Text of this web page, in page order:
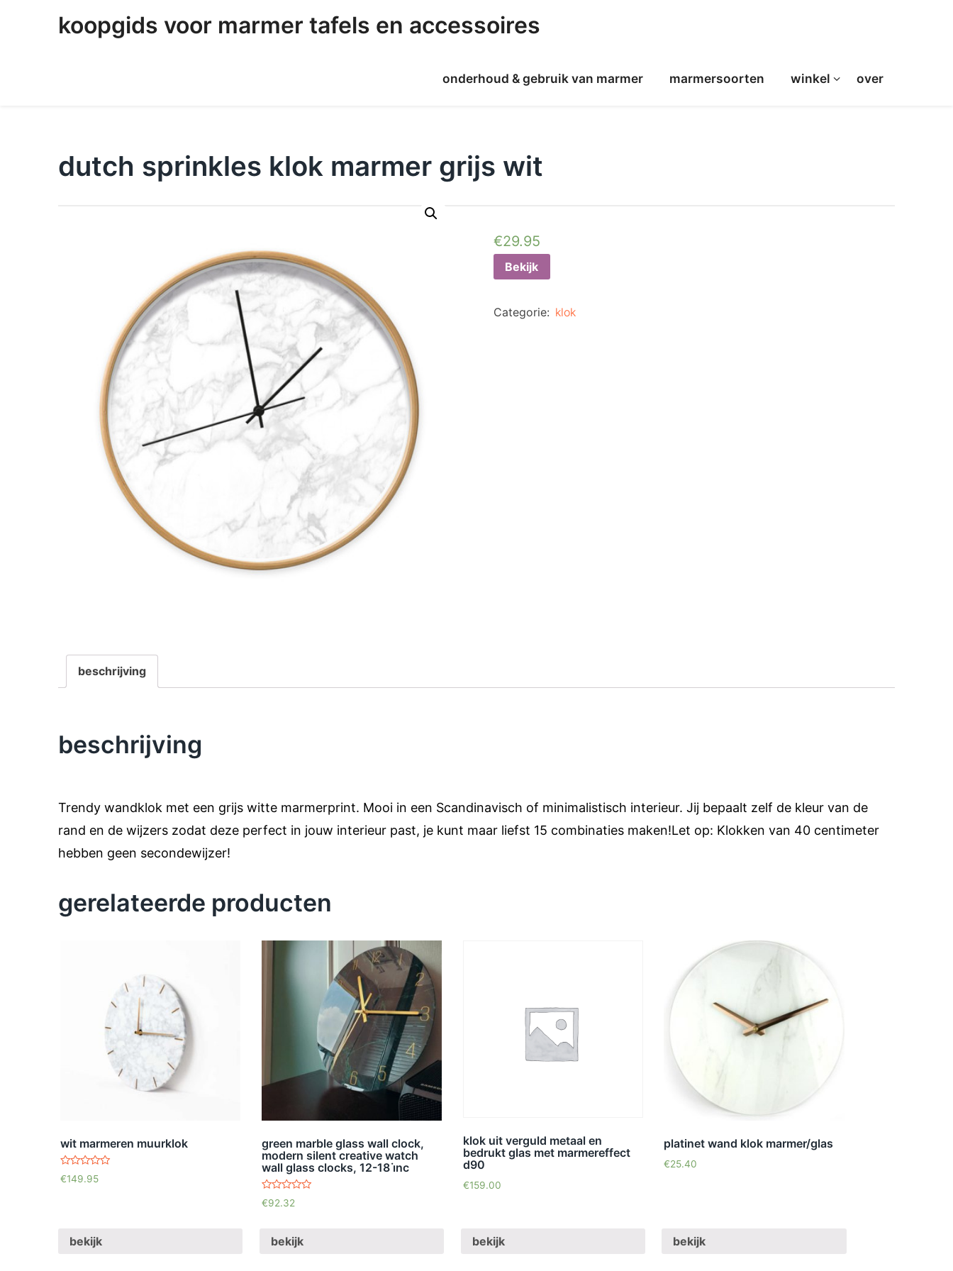
koopgids voor marmer tafels en accessoires
onderhoud & gebruik van marmer marmersoorten winkel over
dutch sprinkles klok marmer grijs wit
€29.95
Bekijk
Categorie: klok
beschrijving
beschrijving
Trendy wandklok met een grijs witte marmerprint. Mooi in een Scandinavisch of minimalistisch interieur. Jij bepaalt zelf de kleur van de
rand en de wijzers zodat deze perfect in jouw interieur past, je kunt maar liefst 15 combinaties maken!Let op: Klokken van 40 centimeter
hebben geen secondewijzer!
gerelateerde producten
wit marmeren muurklok
waardering
5.00
€149.95
bekijk
green marble glass wall clock,
modern silent creative watch
wall glass clocks, 12-18 i̇nc
waardering
5.00
€92.32
bekijk
klok uit verguld metaal en
bedrukt glas met marmereffect
d90
€159.00
bekijk
platinet wand klok marmer/glas
€25.40
bekijk